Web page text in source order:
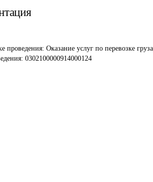
проведения: Оказание услуг по перевозке груза
0302100000914000124